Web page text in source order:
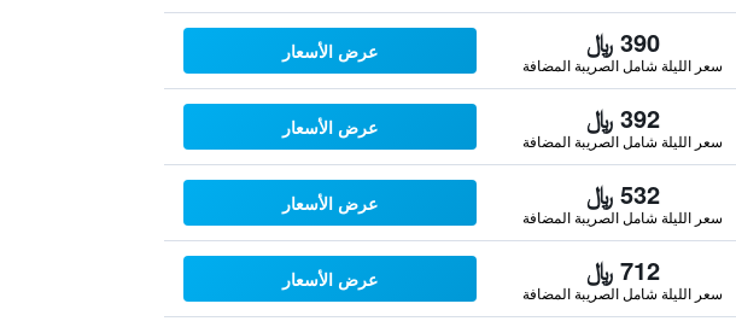
390 ﷼
سعر الليلة شامل الصريبة المضافة
عرض الأسعار
392 ﷼
سعر الليلة شامل الصريبة المضافة
عرض الأسعار
532 ﷼
سعر الليلة شامل الصريبة المضافة
عرض الأسعار
712 ﷼
سعر الليلة شامل الصريبة المضافة
عرض الأسعار